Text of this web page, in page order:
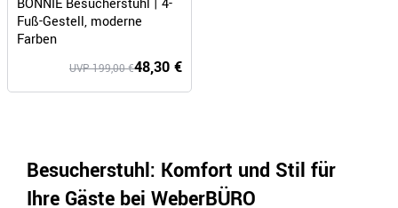
Fuß-Gestell, moderne
Farben
48,30 €
UVP 199,00 €
Besucherstuhl: Komfort und Stil für
Ihre Gäste bei WeberBÜRO